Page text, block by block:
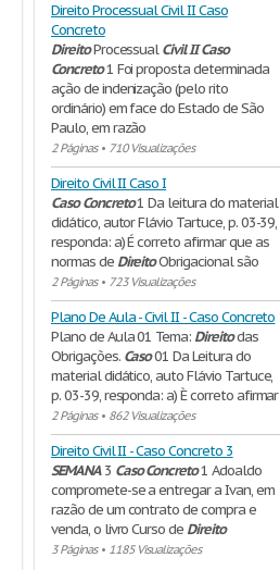
Direito Processual Civil II Caso
Concreto
DireitoProcessualCivilIICaso
Concreto1 Foi proposta determinada
ação de indenização (pelo rito
ordinário) em face do Estado de São
Paulo, em razão
2 Páginas• 710 Visualizações
Direito Civil II Caso I
Caso Concreto1 Da leitura do material
didático, autor Flávio Tartuce, p. 03-39,
responda: a) É correto afirmar que as
normas de DireitoObrigacional são
2 Páginas• 723 Visualizações
Plano De Aula - Civil II - Caso Concreto
Plano de Aula 01 Tema: Direitodas
Obrigações. Caso01 Da Leitura do
material didático, auto Flávio Tartuce,
p. 03-39, responda: a) È correto afirmar
2 Páginas• 862 Visualizações
Direito Civil II - Caso Concreto 3
SEMANA3 Caso Concreto1 Adoaldo
compromete-se a entregar a Ivan, em
razão de um contrato de compra e
venda, o livro Curso de Direito
3 Páginas• 1185 Visualizações